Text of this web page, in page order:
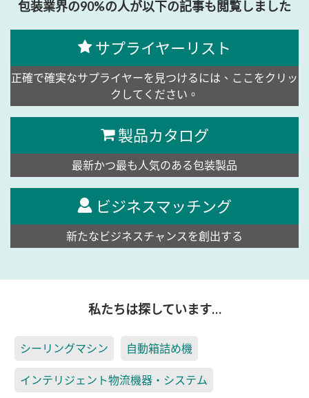
包装業界の90%の人が以下の記事も閲覧しました
サプライヤーリスト
正確で確実なサプライヤーを見つけるには、ここをクリッ
クしてください。
製品カタログ
最新かつ最も人気のある包装製品
ビジネスマッチング
新たなビジネスチャンスを創出する
私たちは探しています…
シーリングマシン 自動箱詰め機
インテリジェント物流機器・システム